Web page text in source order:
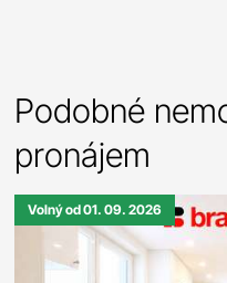
Podobné
pronájem
Volný od 01. 09. 2026